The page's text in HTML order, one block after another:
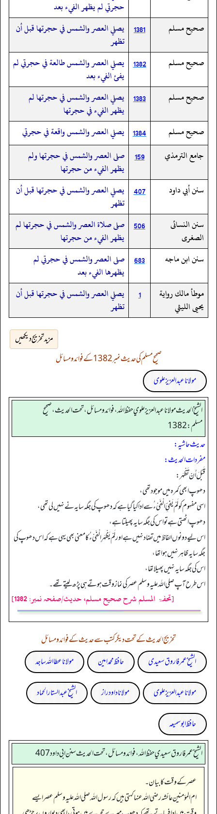
حجرتي لم يظهر الفيء بعد
صحيح مسلم
1381
يصلي العصر والشمس في حجرتها قبل أن
تظهر
صحيح مسلم
1382 يصلي العصر والشمس طالعة في حجرتي لم
يفئ الفيء بعد
صحيح مسلم
1383 يصلي العصر والشمس في حجرتها لم
يظهر الفيء في حجرتها
صحيح مسلم
1384 يصلي العصر والشمس واقعة في حجرتي
جامع الترمذي
159
صلى العصر والشمس في حجرتها ولم
يظهر الفيء من حجرتها
سنن أبي داود
407
يصلي العصر والشمس في حجرتها قبل أن
تظهر
سنن النسائى
الصغرى
506 صلى صلاة العصر والشمس في حجرتها لم
يظهر الفيء من حجرتها
سنن ابن ماجه
683
صلى العصر والشمس في حجرتي لم
يظهرها الفيء بعد
موطأ مالك رواية
يحيى الليثي
1
يصلي العصر والشمس في حجرتها قبل أن
تظهر
مزید تخریج دیکھیں
صحیح مسلم کی حدیث نمبر 1382 کے فوائد و مسائل
مولانا عبد العزیز علوی
الشيخ الحديث مولانا عبدالعزيز علوي حفظ الله، فوائد و مسائل، تحت الحديث ، صحيح
مسلم: 1382
حدیث حاشیہ:
مفردات الحدیث:
قَبْلَ أَنْ تَظْهَر:
دھوپ ابھی کمرہ میں موجود تھی،
اسی مفہوم کو لَمْ يَفِئِ الْفَيْءُ سے ادا کیا گیا ہے کہ دھوپ کی جگہ سایہ نے نہیں لی تھی،
دھوپ اٹھتی ہے تو اس کی جگہ سایہ پھیلتا ہے،
اس لیے دونوں الفاظ میں تضاد نہیں ہے اور لَمْ يَظْهَرِ الْفَيْءُ کا معنی بھی یہی ہے کہ اس دھوپ کی
جگہ سایہ ظاہر نہیں ہوا تھا،
اس کی جگہ سایہ نہیں پھیلا تھا،
اس طرح آپ صلی اللہ علیہ وسلم عصر کی نماز وقت ہوتے ہی پڑھ لیتے تھے۔
[تحفۃ المسلم شرح صحیح مسلم، حدیث/صفحہ نمبر: 1382]
تخریج الحدیث کے تحت دیگر کتب سے حدیث کے فوائد و مسائل
الشیخ عمر فاروق سعیدی
حافظ محمد امین مولانا عطا اللہ ساجد
مولانا عبد العزیز علوی مولانا داود راز الشیخ عبدالستار الحماد
حافظ ابو سمیعہ
الشيخ عمر فاروق سعيدي حفظ الله، فوائد و مسائل، تحت الحديث سنن ابي داود 407
عصر کے وقت کا بیان۔
ام المؤمنین عائشہ رضی اللہ عنہا کہتی ہیں کہ رسول اللہ صلی اللہ علیہ وسلم عصر ایسے